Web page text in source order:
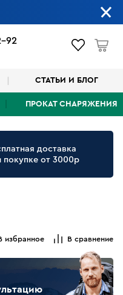
92
СТАТЬИ И БЛОГ
ПРОКАТ СНАРЯЖЕНИЯ
доставка
покупке от 3000р
избранное В сравнение